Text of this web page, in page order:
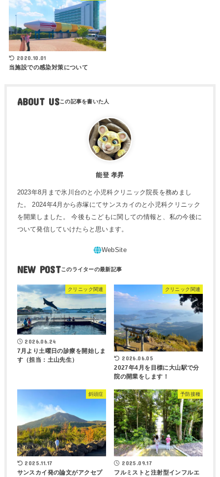
2020.10.01
当施設での感染対策について
ABOUT US
能登 孝昇
2023年8月まで氷川台のと小児科クリニック院長を務めまし
た。 2024年4月から赤塚にてサンスカイのと小児科クリニック
を開業しました。 今後もこどもに関しての情報と、私の今後に
ついて発信していけたらと思います。
NEW POST
クリニック関連
2026.06.24
7月より土曜日の診療を開始しま
す（担当：土山先生）
クリニック関連
2026.06.05
2027年4月を目標に大山駅で分
院の開業をします！
斜頭症
2025.11.17
サンスカイ発の論文がアクセプ
予防接種
2025.09.17
フルミストと注射型インフルエ